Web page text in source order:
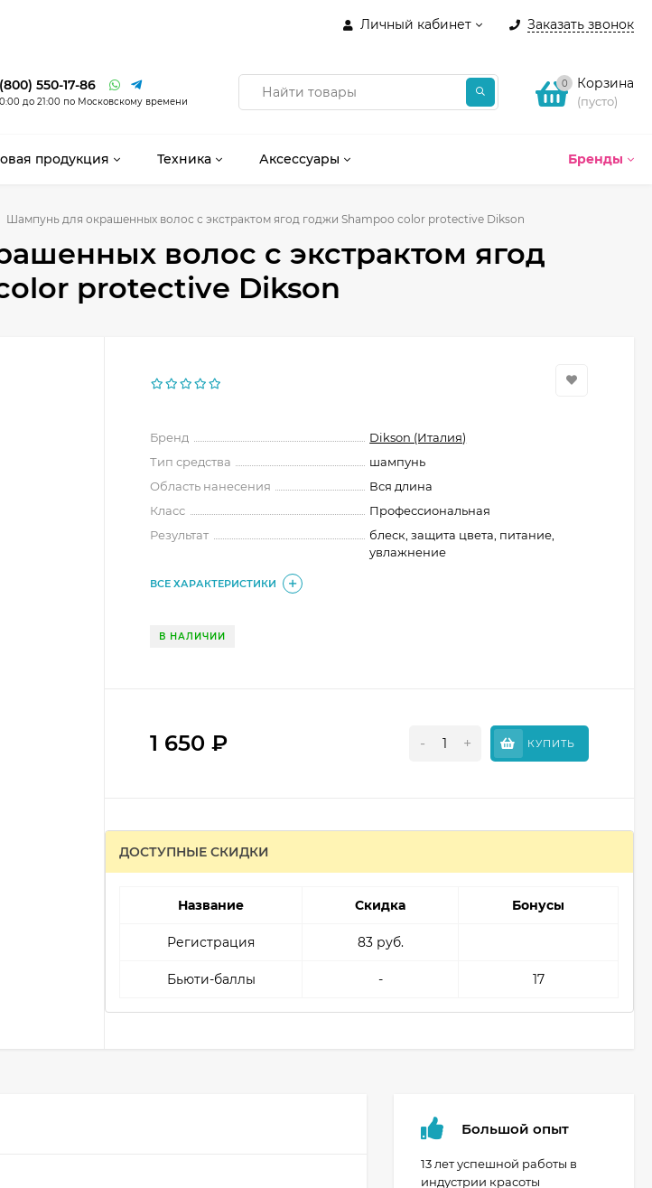
Личный кабинет Заказать звонок
550-17-86
до 21:00 по Московскому времени
0 Корзина
(пусто)
Бренды
продукция Техника Аксессуары
Шампунь для окрашенных волос с экстрактом ягод годжи Shampoo color protective Dikson
волос с экстрактом ягод
protective Dikson
Бренд
Dikson (Италия)
Тип средства
шампунь
Область нанесения
Вся длина
Класс
Профессиональная
Результат
блеск, защита цвета, питание,
увлажнение
ВСЕ ХАРАКТЕРИСТИКИ
В НАЛИЧИИ
1 650₽ - + КУПИТЬ
ДОСТУПНЫЕ СКИДКИ
Название Скидка Бонусы
Регистрация 83 руб.
Бьюти-баллы - 17
Большой опыт
13 лет успешной работы в
индустрии красоты